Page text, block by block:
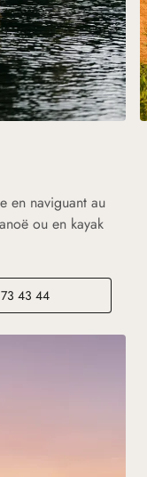
en naviguant au
ou en kayak
43 44